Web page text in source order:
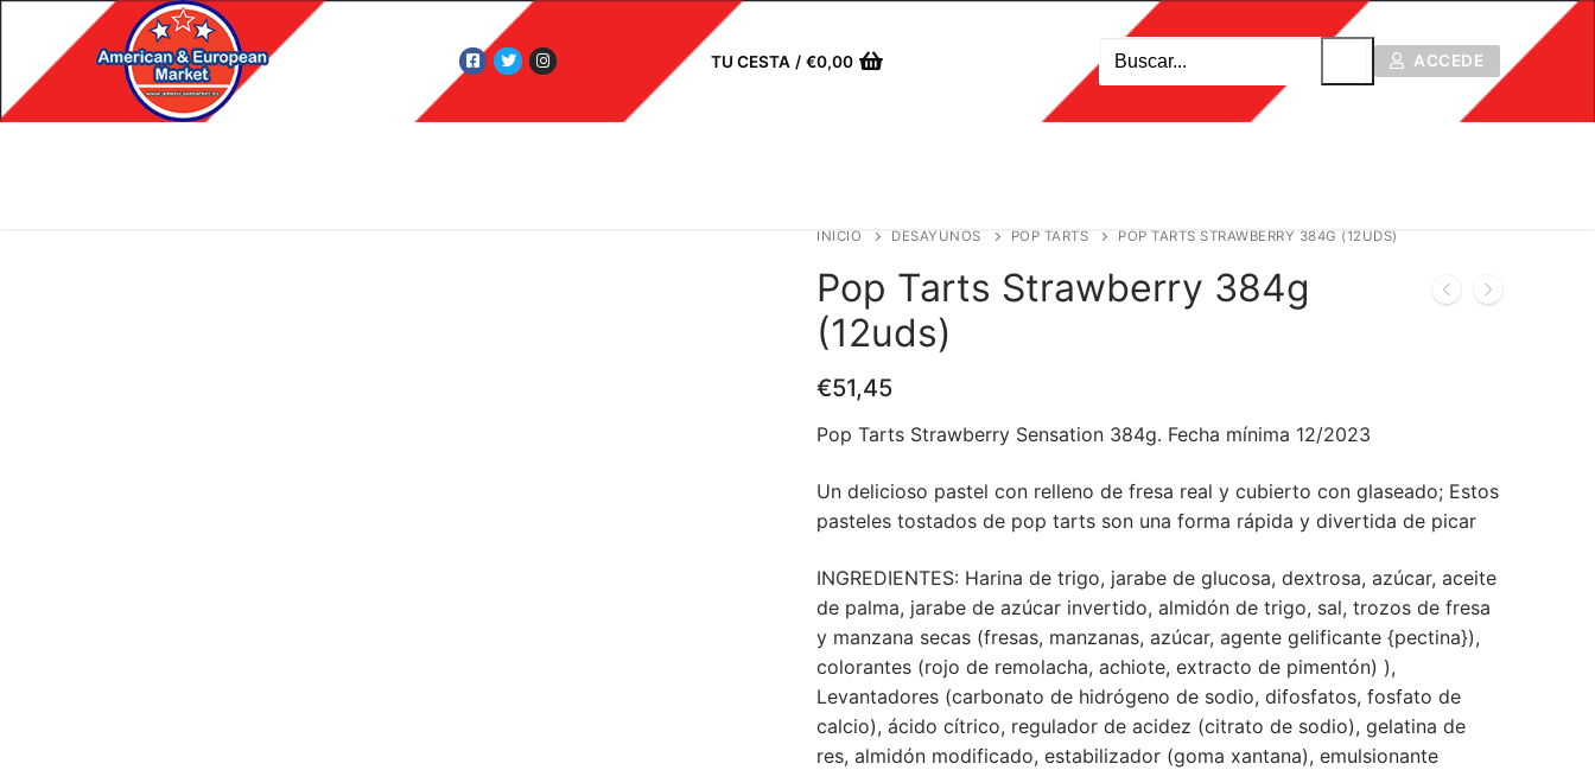
TU CESTA / €0,00 ACCEDE
INICIO DESAYUNOS POP TARTS POP TARTS STRAWBERRY 384G (12UDS)
Pop Tarts Strawberry 384g
(12uds)
€51,45
Pop Tarts Strawberry Sensation 384g. Fecha mínima 12/2023
Un delicioso pastel con relleno de fresa real y cubierto con glaseado; Estos
pasteles tostados de pop tarts son una forma rápida y divertida de picar
INGREDIENTES: Harina de trigo, jarabe de glucosa, dextrosa, azúcar, aceite
de palma, jarabe de azúcar invertido, almidón de trigo, sal, trozos de fresa
y manzana secas (fresas, manzanas, azúcar, agente gelificante {pectina}),
colorantes (rojo de remolacha, achiote, extracto de pimentón) ),
Levantadores (carbonato de hidrógeno de sodio, difosfatos, fosfato de
calcio), ácido cítrico, regulador de acidez (citrato de sodio), gelatina de
res, almidón modificado, estabilizador (goma xantana), emulsionante